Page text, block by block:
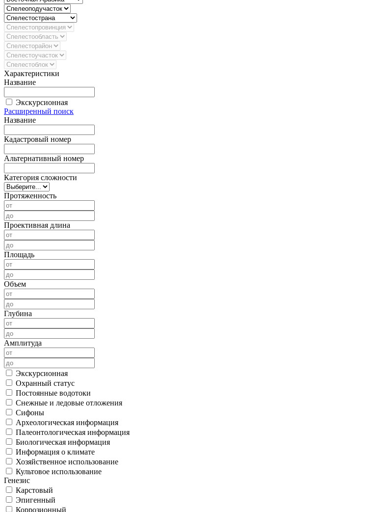
Характеристики
Название
Экскурсионная
Расширенный поиск
Название
Кадастровый номер
Альтернативный номер
Категория сложности
Протяженность
Проективная длина
Площадь
Объем
Глубина
Амплитуда
Экскурсионная
Охранный статус
Постоянные водотоки
Снежные и ледовые отложения
Сифоны
Археологическая информация
Палеонтологическая информация
Биологическая информация
Информация о климате
Хозяйственное использование
Культовое использование
Генезис
Карстовый
Эпигенный
Коррозионный